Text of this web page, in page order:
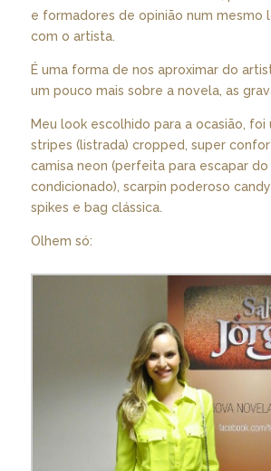
e formadores de opinião num mesmo
com o artista.
É uma forma de nos aproximar do
um pouco mais sobre a novela, as
Meu look escolhido para a ocasião, foi
stripes (listrada) cropped, super
camisa neon (perfeita para escapar do
condicionado), scarpin poderoso
spikes e bag clássica.
Olhem só: